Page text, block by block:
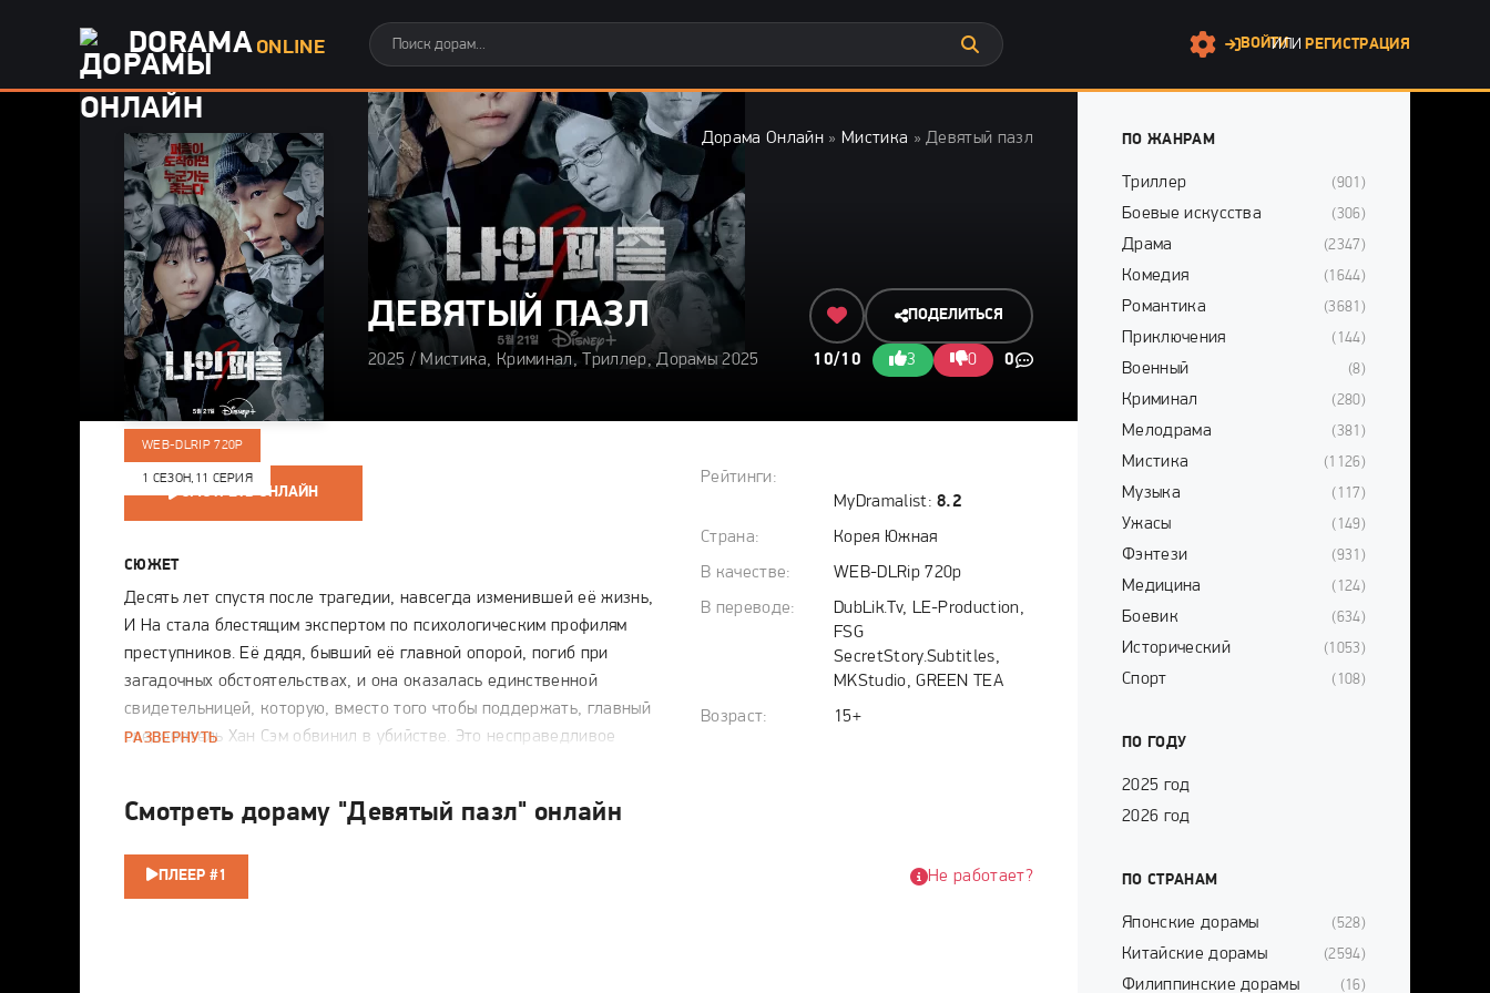
DORAMA ONLINE ВОЙТИ
ИЛИ РЕГИСТРАЦИЯ
Дорама Онлайн» Мистика » Девятый пазл
ДЕВЯТЫЙ ПАЗЛ ПОДЕЛИТЬСЯ
2025 / Мистика, Криминал, Триллер, Дорамы 2025 10/10 3 0 0
WEB-DLRIP 720P
1 СЕЗОН, 11 СЕРИЯ
СМОТРЕТЬ ОНЛАЙН
СЮЖЕТ
Десять лет спустя после трагедии, навсегда изменившей её жизнь,
И На стала блестящим экспертом по психологическим профилям
преступников. Её дядя, бывший её главной опорой, погиб при
загадочных обстоятельствах, и она оказалась единственной
свидетельницей, которую, вместо того чтобы поддержать, главный
следователь Хан Сэм обвинил в убийстве. Это несправедливое
уникальную интуицию, позволяющую ей первой распутывать
Сэмом вновь, когда они вынуждены объединить усилия в новом
деле. Старые раны немедленно открываются, а взаимное
РАЗВЕРНУТЬ
Рейтинги:
MyDramalist:8.2
Страна:
Корея Южная
В качестве:
WEB-DLRip 720p
В переводе:
DubLik.Tv, LE-Production,
FSG
SecretStory.Subtitles,
MKStudio, GREEN TEA
Возраст:
15+
Смотреть дораму "Девятый пазл" онлайн
ПЛЕЕР #1 Не работает?
ПО ЖАНРАМ
Триллер (901)
Боевые искусства (306)
Драма (2347)
Комедия (1644)
Романтика (3681)
Приключения (144)
Военный (8)
Криминал (280)
Мелодрама (381)
Мистика (1126)
Музыка (117)
Ужасы (149)
Фэнтези (931)
Медицина (124)
Боевик (634)
Исторический (1053)
Спорт (108)
ПО ГОДУ
2025 год
2026 год
ПО СТРАНАМ
Японские дорамы (528)
Китайские дорамы (2594)
Филиппинские дорамы (16)